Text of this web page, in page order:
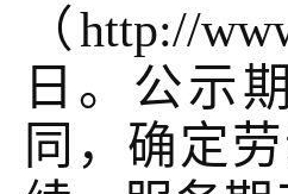
（http://
日。公示
同，确定